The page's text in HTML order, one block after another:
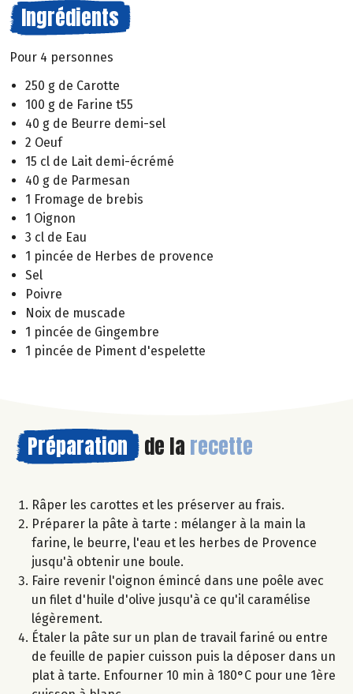
Ingrédients
Pour 4 personnes
250 g de Carotte
100 g de Farine t55
40 g de Beurre demi-sel
2 Oeuf
15 cl de Lait demi-écrémé
40 g de Parmesan
1 Fromage de brebis
1 Oignon
3 cl de Eau
1 pincée de Herbes de provence
Sel
Poivre
Noix de muscade
1 pincée de Gingembre
1 pincée de Piment d'espelette
Préparation de la recette
Râper les carottes et les préserver au frais.
Préparer la pâte à tarte : mélanger à la main la
farine, le beurre, l'eau et les herbes de Provence
jusqu'à obtenir une boule.
Faire revenir l'oignon émincé dans une poêle avec
un filet d'huile d'olive jusqu'à ce qu'il caramélise
légèrement.
Étaler la pâte sur un plan de travail fariné ou entre
de feuille de papier cuisson puis la déposer dans un
plat à tarte. Enfourner 10 min à 180°C pour une 1ère